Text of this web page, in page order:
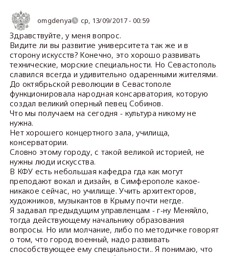
omgdenya ср, 13/09/2017 - 00:59
Здравствуйте, у меня вопрос.
Видите ли вы развитие университета так же и в
сторону искусств? Конечно, это хорошо развивать
технические, морские специальности. Но Севастополь
славился всегда и удивительно одаренными жителями.
До октябрьской революции в Севастополе
функционировала народная консарватория, которую
создал великий оперный певец Собинов.
Что мы получаем на сегодня - культура никому не
нужна.
Нет хорошего концертного зала, училища,
консерватории.
Словно этому городу, с такой великой историей, не
нужны люди искусства.
В КФУ есть небольшая кафедра гда как могут
преподают вокал и дизайн, в Симферополе какое-
никакое сейчас, но училище. Учить архитекторов,
художников, музыкантов в Крыму почти негде.
Я задавал предыдущим управленцам - г-ну Меняйло,
тогда действующему начальнику образования
вопросы. Но или молчание, либо по методичке говорят
о том, что город военный, надо развивать
способствующее ему специальности.. Я понимаю, что